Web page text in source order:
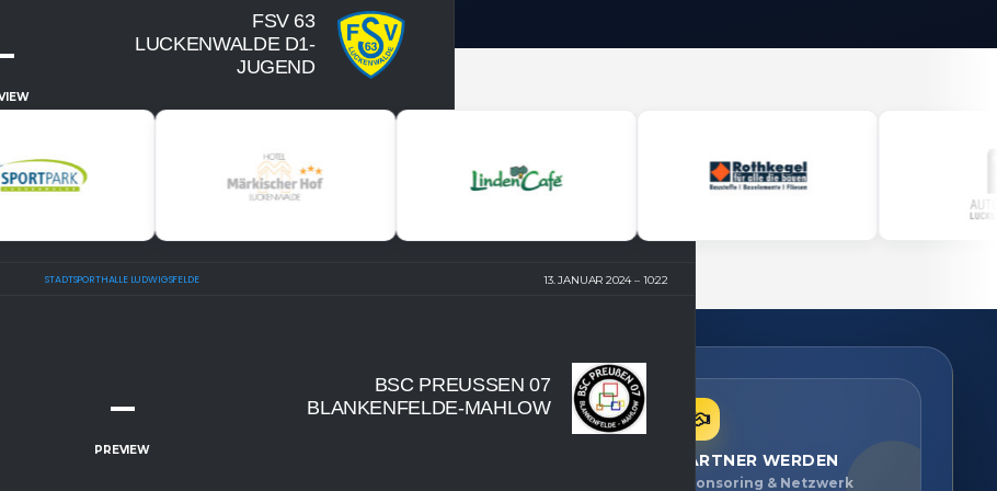
FSV 63
LUCKENWALDE D1-
JUGEND
STADTSPORTHALLE LUDWIGSFELDE 13. JANUAR 2024 10:22
BSC PREUSSEN 07 B
LANKENFELDE-MAHLOW
–
PREVIEW
TICKETS PARTNER WERDEN
Sponsoring & Netzwerk